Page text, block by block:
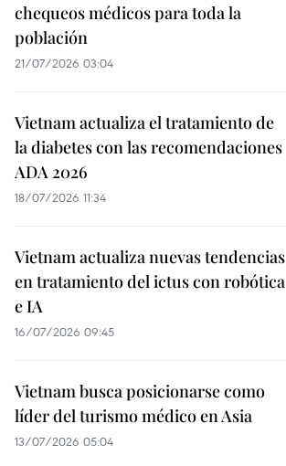
chequeos médicos para toda la
población
21/07/2026 03:04
Vietnam actualiza el tratamiento de
la diabetes con las recomendaciones
ADA 2026
18/07/2026 11:34
Vietnam actualiza nuevas tendencias
en tratamiento del ictus con robótica
e IA
16/07/2026 09:45
Vietnam busca posicionarse como
líder del turismo médico en Asia
13/07/2026 05:04